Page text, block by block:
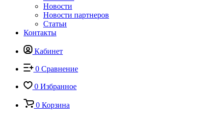
Новости
Новости партнеров
Статьи
Контакты
Кабинет
0 Сравнение
0 Избранное
0 Корзина